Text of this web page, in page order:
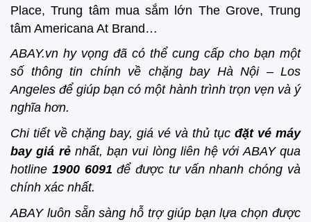
Place, Trung tâm mua sắm lớn The Grove, Trung
tâm Americana At Brand…
ABAY.vn hy vọng đã có thể cung cấp cho bạn một
số thông tin chính về chặng bay Hà Nội – Los
Angeles để giúp bạn có một hành trình trọn vẹn và ý
nghĩa hơn.
Chi tiết về chặng bay, giá vé và thủ tục đặt vé máy
bay giá rẻnhất, bạn vui lòng liên hệ với ABAY qua
hotline 1900 6091 để được tư vấn nhanh chóng và
chính xác nhất.
ABAY luôn sẵn sàng hỗ trợ giúp bạn lựa chọn được